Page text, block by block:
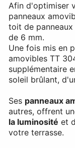
Afin d'optimiser
panneaux
toit de
de 6 mm.
Une fois mis en
amovibles TT
supplémentaire
soleil brûlant,
Ses panneaux
autres, offrent
la luminosité et
votre terrasse.